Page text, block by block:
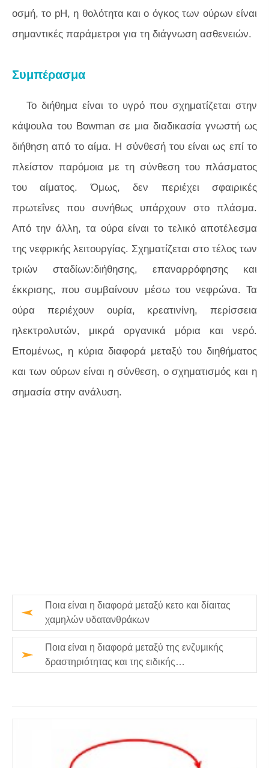
οσμή, το pH, η θολότητα και ο όγκος των ούρων είναι
σημαντικές παράμετροι για τη διάγνωση ασθενειών.
Συμπέρασμα
Το διήθημα είναι το υγρό που σχηματίζεται στην
κάψουλα του Bowman σε μια διαδικασία γνωστή ως
διήθηση από το αίμα. Η σύνθεσή του είναι ως επί το
πλείστον παρόμοια με τη σύνθεση του πλάσματος
του αίματος. Όμως, δεν περιέχει σφαιρικές
πρωτεΐνες που συνήθως υπάρχουν στο πλάσμα.
Από την άλλη, τα ούρα είναι το τελικό αποτέλεσμα
της νεφρικής λειτουργίας. Σχηματίζεται στο τέλος των
τριών σταδίων:διήθησης, επαναρρόφησης και
έκκρισης, που συμβαίνουν μέσω του νεφρώνα. Τα
ούρα περιέχουν ουρία, κρεατινίνη, περίσσεια
ηλεκτρολυτών, μικρά οργανικά μόρια και νερό.
Επομένως, η κύρια διαφορά μεταξύ του διηθήματος
και των ούρων είναι η σύνθεση, ο σχηματισμός και η
σημασία στην ανάλυση.
Ποια είναι η διαφορά μεταξύ κετο και δίαιτας
χαμηλών υδατανθράκων
Ποια είναι η διαφορά μεταξύ της ενζυμικής
δραστηριότητας και της ειδικής
δραστηριότητας